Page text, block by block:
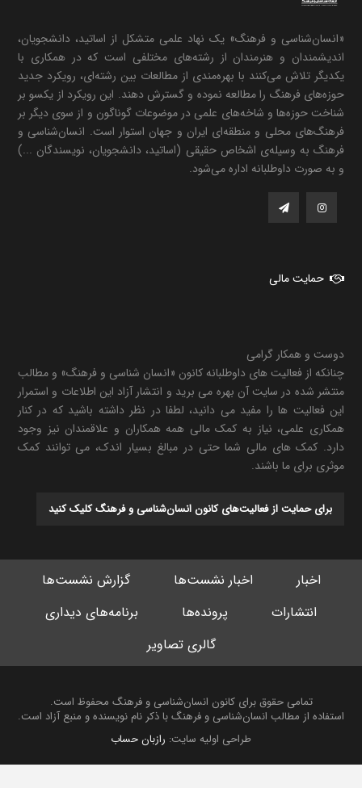
«انسان‌شناسی و فرهنگ» یک نهاد علمی متشکل از اساتید، دانشجویان،
اندیشمندان و هنرمندان از رشته‌های مختلفی است که در همکاری با
یکدیگر تلاش می‌کنند با بهره‌مندی از مطالعات بین رشته‌ای، رویکرد جدید
حوزه‌های فرهنگ را مطالعه نموده و گسترش دهند. این رویکرد از یکسو بر
شناخت حوزه‌ها و شاخه‌های علمی در موضوعات گوناگون و از سوی دیگر بر
فرهنگ‌های محلی و منطقه‌ای ایران و جهان استوار است. انسان‌شناسی و
فرهنگ به وسیله‌ی اشخاص حقیقی (اساتید، دانشجویان، نویسندگان ...)
و به صورت داوطلبانه اداره می‌شود.
حمایت مالی
دوست و همکار گرامی
چنانکه از فعالیت های داوطلبانه کانون «انسان شناسی و فرهنگ» و مطالب
منتشر شده در سایت آن بهره می برید و انتشار آزاد این اطلاعات و استمرار
این فعالیت ها را مفید می دانید، لطفا در نظر داشته باشید که در کنار
همکاری علمی، نیاز به کمک مالی همه همکاران و علاقمندان نیز وجود
دارد. کمک های مالی شما حتی در مبالغ بسیار اندک، می توانند کمک
موثری برای ما باشند.
برای حمایت از فعالیت‌های کانون انسان‌شناسی و فرهنگ کلیک کنید
اخبار اخبار نشست‌ها
گزارش نشست‌ها
انتشارات
پرونده‌ها
برنامه‌های دیداری
گالری تصاویر
تمامی حقوق برای کانون انسان‌شناسی و فرهنگ محفوظ است.
استفاده از مطالب انسان‌شناسی و فرهنگ با ذکر نام نویسنده و منبع آزاد است.
طراحی اولیه سایت:رازبان حساب